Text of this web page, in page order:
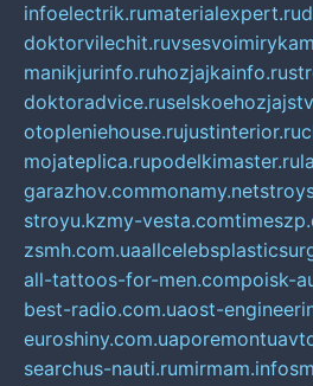
infoelectrik.rumaterialexpert.ru
doktorvilechit.ru
manikjurinfo.ruhozjajkainfo.ru
doktoradvice.ru
otopleniehouse.rujustinterior.ru
mojateplica.rupodelkimaster.ru
garazhov.commonamy.net
stroyu.kzmy-vesta.com
zsmh.com.ua
all-tattoos-for-men.compoisk-
best-radio.com.uaost-
euroshiny.com.ua
searchus-nauti.rumirmam.info